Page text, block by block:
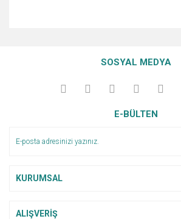
Yorum Yaz
kullanarak tarafımıza iletebilirsiniz.
Görüş ve önerileriniz için teşekkür ederiz.
Ürün açıklamasında eksik bilgiler bulunuyor.
SOSYAL MEDYA
E-BÜLTEN
KURUMSAL
ALIŞVERİŞ